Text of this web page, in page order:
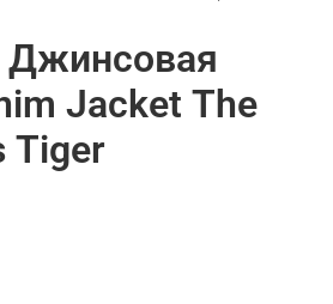
Джинсовая
Jacket The
Tiger